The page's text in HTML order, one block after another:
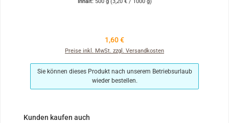
Regulärer Preis:
1,60 €
Preise inkl. MwSt. zzgl. Versandkosten
Sie können dieses Produkt nach unserem Betriebsurlaub
wieder bestellen.
Produktgalerie überspringen
Kunden kaufen auch